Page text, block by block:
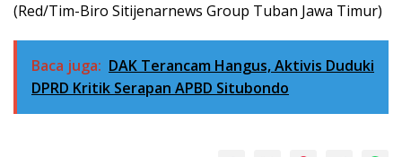
(Red/Tim-Biro Sitijenarnews Group Tuban Jawa Timur)
Baca juga: DAK Terancam Hangus, Aktivis Duduki
DPRD Kritik Serapan APBD Situbondo